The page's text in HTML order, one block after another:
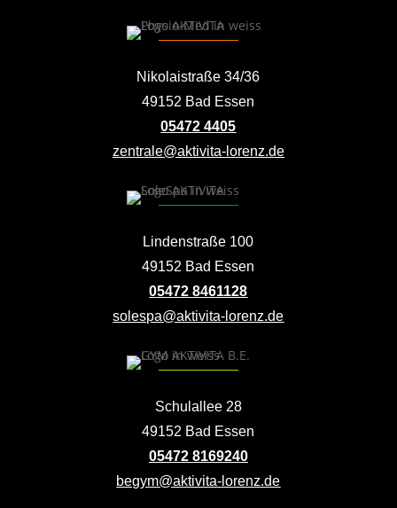
Nikolaistraße 34/36
49152 Bad Essen
05472 4405
zentrale@aktivita-lorenz.de
Lindenstraße 100
49152 Bad Essen
05472 8461128
solespa@aktivita-lorenz.de
Schulallee 28
49152 Bad Essen
05472 8169240
begym@aktivita-lorenz.de